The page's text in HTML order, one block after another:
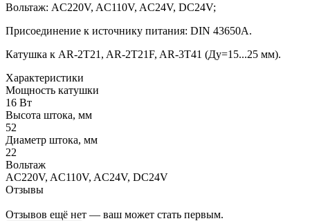
Вольтаж: AC220V, AC110V, AC24V, DC24V;
Присоединение к источнику питания: DIN 43650A.
Катушка к AR-2T21, AR-2T21F, AR-3T41 (Ду=15...25 мм).
Характеристики
Мощность катушки
16 Вт
Высота штока, мм
52
Диаметр штока, мм
22
Вольтаж
AC220V, AC110V, AC24V, DC24V
Отзывы
Отзывов ещё нет — ваш может стать первым.